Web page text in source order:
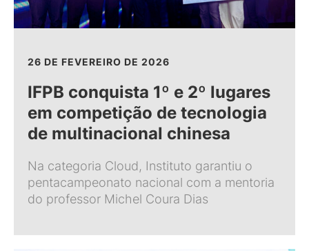
26 DE FEVEREIRO DE 2026
IFPB conquista 1º e 2º lugares
em competição de tecnologia
de multinacional chinesa
Na categoria Cloud, Instituto garantiu o
pentacampeonato nacional com a mentoria
do professor Michel Coura Dias